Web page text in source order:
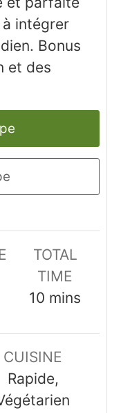
intégrer
Bonus
et des
TOTAL
TIME
10 minutes
mins
CUISINE
Rapide,